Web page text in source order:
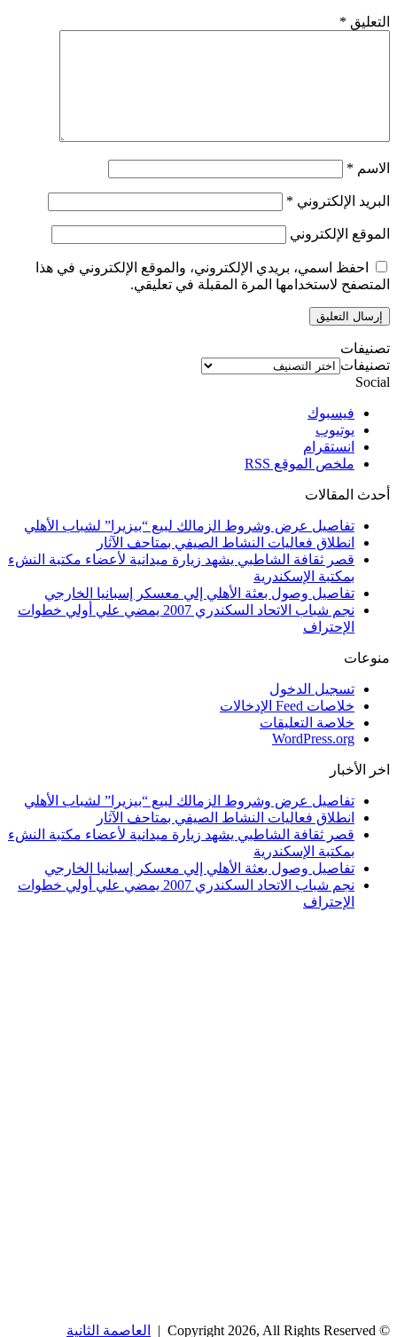
التعليق *
الاسم *
البريد الإلكتروني *
الموقع الإلكتروني
احفظ اسمي، بريدي الإلكتروني، والموقع الإلكتروني في هذا
المتصفح لاستخدامها المرة المقبلة في تعليقي.
تصنيفات
تصنيفات
Social
فيسبوك
يوتيوب
انستقرام
ملخص الموقع RSS
أحدث المقالات
تفاصيل عرض وشروط الزمالك لبيع “بيزيرا” لشباب الأهلي
انطلاق فعاليات النشاط الصيفي بمتاحف الآثار
قصر ثقافة الشاطبي يشهد زيارة ميدانية لأعضاء مكتبة النشء
بمكتبة الإسكندرية
تفاصيل وصول بعثة الأهلي إلي معسكر إسبانيا الخارجي
نجم شباب الاتحاد السكندري 2007 يمضي علي أولي خطوات
الإحتراف
منوعات
تسجيل الدخول
خلاصات Feed الإدخالات
خلاصة التعليقات
WordPress.org
اخر الأخبار
تفاصيل عرض وشروط الزمالك لبيع “بيزيرا” لشباب الأهلي
انطلاق فعاليات النشاط الصيفي بمتاحف الآثار
قصر ثقافة الشاطبي يشهد زيارة ميدانية لأعضاء مكتبة النشء
بمكتبة الإسكندرية
تفاصيل وصول بعثة الأهلي إلي معسكر إسبانيا الخارجي
نجم شباب الاتحاد السكندري 2007 يمضي علي أولي خطوات
الإحتراف
© Copyright 2026, All Rights Reserved | العاصمة الثانية